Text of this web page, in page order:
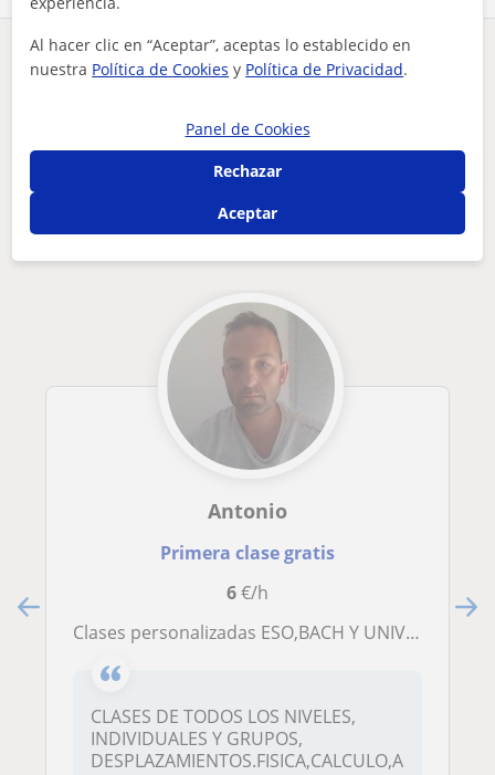
¿Hay algún error en este perfil?Cuéntanos
se ofrece chica para dar clases particulares para alumnos de...
Otros profesores de Ciencias General en
Ciudad Real que pueden interesarte
Antonio
Primera clase gratis
6€/h
clases personalizadas ESO,BACH Y UNIVERSIDAD
CLASES DE TODOS LOS NIVELES,
INDIVIDUALES Y GRUPOS,
DESPLAZAMIENTOS.FISICA,CALCULO,A...
Al hacer clic en “Aceptar”, aceptas lo establecido en
nuestra Política de Cookies y Política de Privacidad.
Panel de Cookies
Rechazar
Aceptar